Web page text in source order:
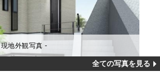
現地外観写真 -
全ての写真を見る